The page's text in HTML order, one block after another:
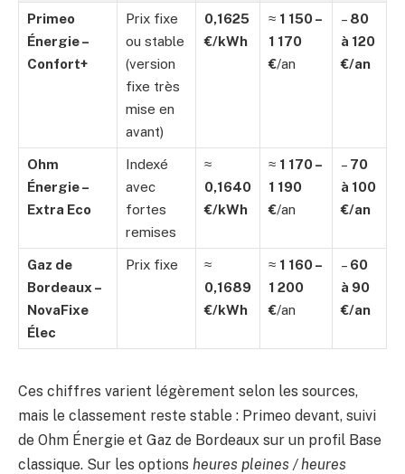
Primeo
Énergie –
Confort+
Prix fixe
ou stable
(version
fixe très
mise en
avant)
0,1625
€/kWh
≈ 1 150 –
1 170
€/an
– 80
à 120
€/an
Ohm
Énergie –
Extra Eco
Indexé
avec
fortes
remises
≈
0,1640
€/kWh
≈ 1 170 –
1 190
€/an
– 70
à 100
€/an
Gaz de
Bordeaux –
NovaFixe
Élec
Prix fixe
≈
0,1689
€/kWh
≈ 1 160 –
1 200
€/an
– 60
à 90
€/an
Ces chiffres varient légèrement selon les sources,
mais le classement reste stable : Primeo devant, suivi
de Ohm Énergie et Gaz de Bordeaux sur un profil Base
classique. Sur les options heures pleines / heures